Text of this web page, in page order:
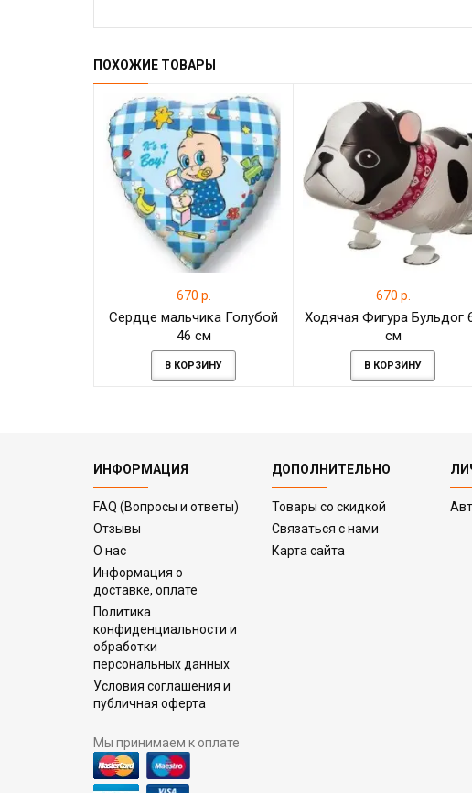
ПОХОЖИЕ ТОВАРЫ
670 р.
Сердце мальчика Голубой
46 см
В КОРЗИНУ
670 р.
Ходячая Фигура Бульдог
см
В КОРЗИНУ
ИНФОРМАЦИЯ
FAQ (Вопросы и ответы)
Отзывы
О нас
Информация о
доставке, оплате
Политика
конфиденциальности и
обработки
персональных данных
Условия соглашения и
публичная оферта
Мы принимаем к оплате
ДОПОЛНИТЕЛЬНО
Товары со скидкой
Связаться с нами
Карта сайта